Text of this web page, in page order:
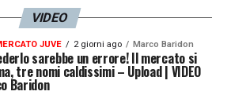
VIDEO
JUVE 2 giorni ago Marco Baridon
sarebbe un errore! Il mercato si
tre nomi caldissimi – Upload | VIDEO
Baridon